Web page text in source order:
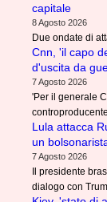
capitale
8 Agosto 2026
Due ondate di
Cnn, 'il capo
d'uscita da
7 Agosto 2026
'Per il generale
Lula attacca
un
7 Agosto 2026
Il presidente
dialogo con